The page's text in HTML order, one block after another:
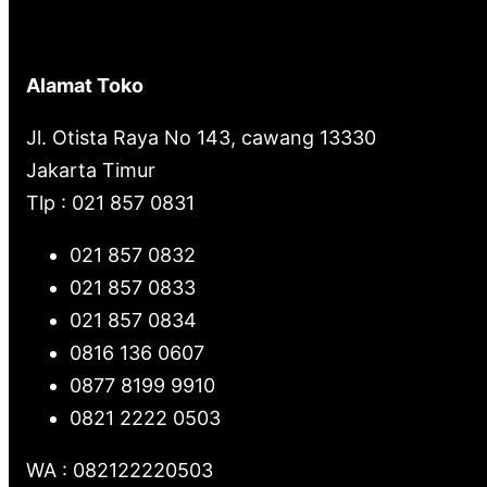
Alamat Toko
Jl. Otista Raya No 143, cawang 13330
Jakarta Timur
Tlp : 021 857 0831
021 857 0832
021 857 0833
021 857 0834
0816 136 0607
0877 8199 9910
0821 2222 0503
WA : 082122220503